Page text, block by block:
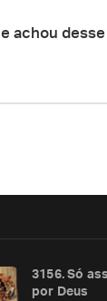
achou
3156. Só
por Deus